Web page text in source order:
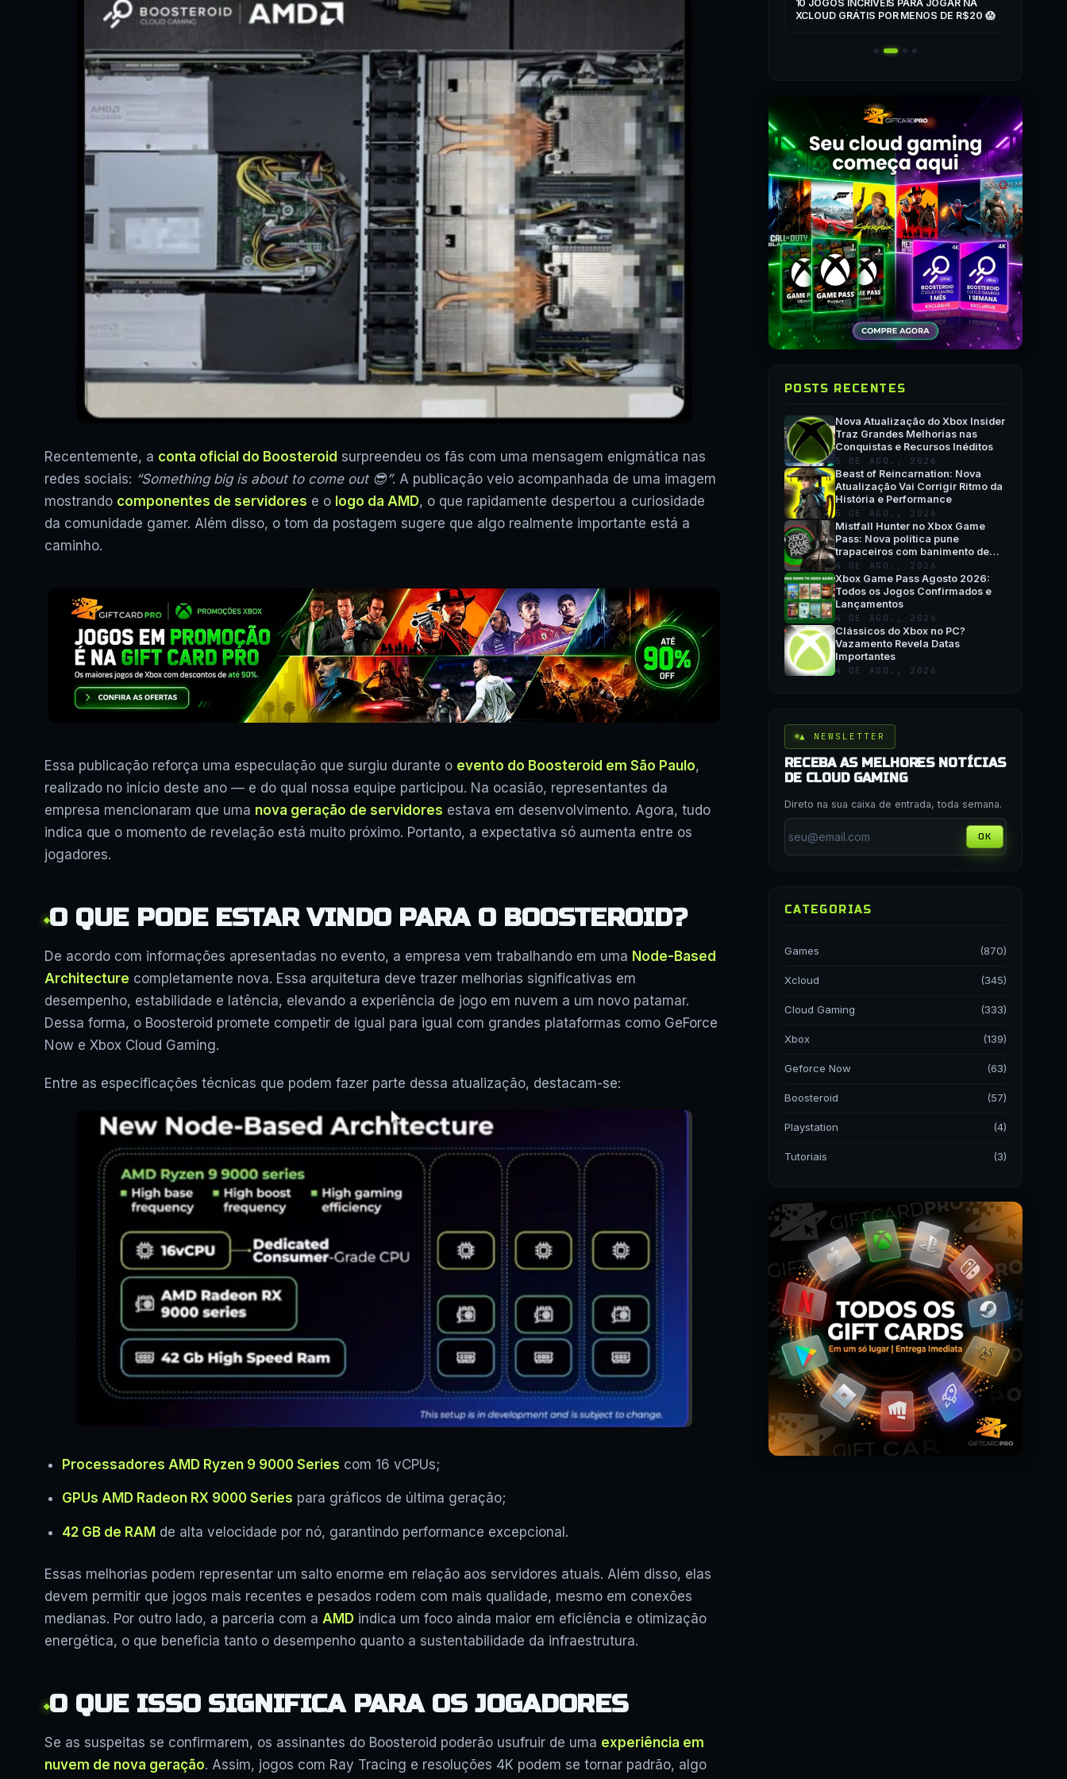
Recentemente, a conta oficial do Boosteroid surpreendeu os fãs com uma mensagem enigmática nas
redes sociais: “Something big is about to come out 😎”. A publicação veio acompanhada de uma imagem
mostrando componentes de servidores e o logo da AMD, o que rapidamente despertou a curiosidade
da comunidade gamer. Além disso, o tom da postagem sugere que algo realmente importante está a
caminho.
Essa publicação reforça uma especulação que surgiu durante o evento do Boosteroid em São Paulo,
realizado no início deste ano — e do qual nossa equipe participou. Na ocasião, representantes da
empresa mencionaram que uma nova geração de servidores estava em desenvolvimento. Agora, tudo
indica que o momento de revelação está muito próximo. Portanto, a expectativa só aumenta entre os
jogadores.
O QUE PODE ESTAR VINDO PARA O BOOSTEROID?
De acordo com informações apresentadas no evento, a empresa vem trabalhando em uma Node-Based
Architecture completamente nova. Essa arquitetura deve trazer melhorias significativas em
desempenho, estabilidade e latência, elevando a experiência de jogo em nuvem a um novo patamar.
Dessa forma, o Boosteroid promete competir de igual para igual com grandes plataformas como GeForce
Now e Xbox Cloud Gaming.
Entre as especificações técnicas que podem fazer parte dessa atualização, destacam-se:
Processadores AMD Ryzen 9 9000 Series com 16 vCPUs;
GPUs AMD Radeon RX 9000 Series para gráficos de última geração;
42 GB de RAM de alta velocidade por nó, garantindo performance excepcional.
Essas melhorias podem representar um salto enorme em relação aos servidores atuais. Além disso, elas
devem permitir que jogos mais recentes e pesados rodem com mais qualidade, mesmo em conexões
medianas. Por outro lado, a parceria com a AMD indica um foco ainda maior em eficiência e otimização
energética, o que beneficia tanto o desempenho quanto a sustentabilidade da infraestrutura.
O QUE ISSO SIGNIFICA PARA OS JOGADORES
Se as suspeitas se confirmarem, os assinantes do Boosteroid poderão usufruir de uma experiência em
nuvem de nova geração. Assim, jogos com Ray Tracing e resoluções 4K podem se tornar padrão, algo
10 JOGOS INCRÍVEIS PARA JOGAR NA
XCLOUD GRÁTIS POR MENOS DE R$20 😱
POSTS RECENTES
Nova Atualização do Xbox Insider
Traz Grandes Melhorias nas
Conquistas e Recursos Inéditos
5 DE AGO., 2026
Beast of Reincarnation: Nova
Atualização Vai Corrigir Ritmo da
História e Performance
5 DE AGO., 2026
Mistfall Hunter no Xbox Game
Pass: Nova política pune
trapaceiros com banimento de
hardware
4 DE AGO., 2026
Xbox Game Pass Agosto 2026:
Todos os Jogos Confirmados e
Lançamentos
4 DE AGO., 2026
Clássicos do Xbox no PC?
Vazamento Revela Datas
Importantes
4 DE AGO., 2026
▲ NEWSLETTER
RECEBA AS MELHORES NOTÍCIAS
DE CLOUD GAMING
Direto na sua caixa de entrada, toda semana.
OK
CATEGORIAS
Games (870)
Xcloud (345)
Cloud Gaming (333)
Xbox (139)
Geforce Now (63)
Boosteroid (57)
Playstation (4)
Tutoriais (3)